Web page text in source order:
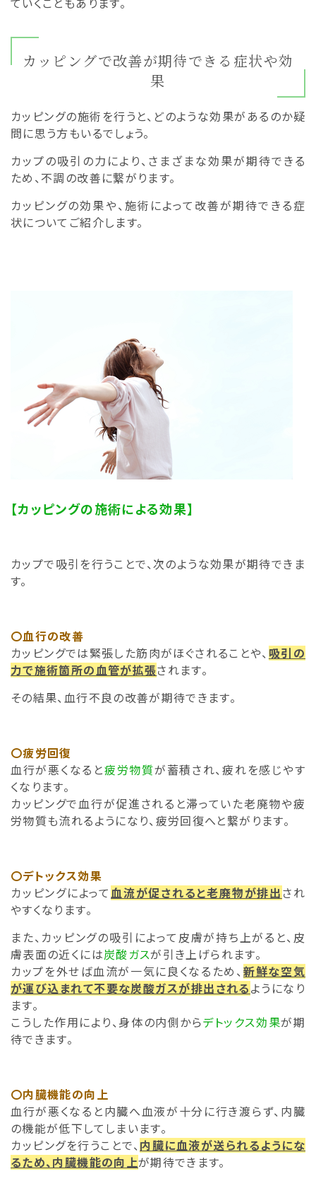
ていくこともあります。
カッピングで改善が期待できる症状や効
果
カッピングの施術を行うと、どのような効果があるのか疑
問に思う方もいるでしょう。
カップの吸引の力により、さまざまな効果が期待できる
ため、不調の改善に繋がります。
カッピングの効果や、施術によって改善が期待できる症
状についてご紹介します。
【カッピングの施術による効果】
カップで吸引を行うことで、次のような効果が期待できま
す。
〇血行の改善
カッピングでは緊張した筋肉がほぐされることや、 吸引の
力で施術箇所の血管が拡張されます。
その結果、血行不良の改善が期待できます。
〇疲労回復
血行が悪くなると疲労物質が蓄積され、疲れを感じやす
くなります。
カッピングで血行が促進されると滞っていた老廃物や疲
労物質も流れるようになり、疲労回復へと繋がります。
〇デトックス効果
カッピングによって 血流が促されると老廃物が排出され
やすくなります。
また、カッピングの吸引によって皮膚が持ち上がると、皮
膚表面の近くには炭酸ガスが引き上げられます。
カップを外せば血流が一気に良くなるため、 新鮮な空気
が運び込まれて不要な炭酸ガスが排出されるようになり
ます。
こうした作用により、身体の内側からデトックス効果が期
待できます。
〇内臓機能の向上
血行が悪くなると内臓へ血液が十分に行き渡らず、内臓
の機能が低下してしまいます。
カッピングを行うことで、 内臓に血液が送られるようにな
るため、内臓機能の向上が期待できます。